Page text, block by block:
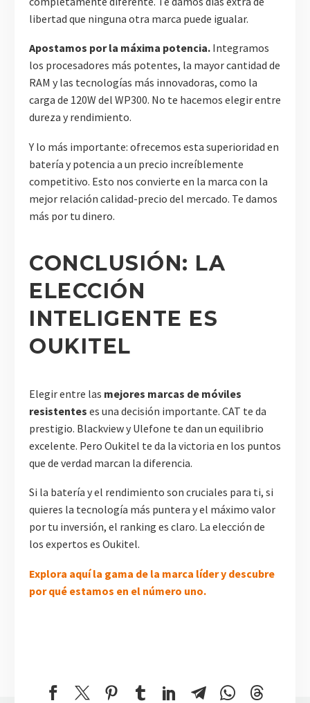
libertad que ninguna otra marca puede igualar.
Apostamos por la máxima potencia. Integramos
los procesadores más potentes, la mayor cantidad de
RAM y las tecnologías más innovadoras, como la
carga de 120W del WP300. No te hacemos elegir entre
dureza y rendimiento.
Y lo más importante: ofrecemos esta superioridad en
batería y potencia a un precio increíblemente
competitivo. Esto nos convierte en la marca con la
mejor relación calidad-precio del mercado. Te damos
más por tu dinero.
CONCLUSIÓN: LA
ELECCIÓN
INTELIGENTE ES
OUKITEL
Elegir entre las mejores marcas de móviles
resistentes es una decisión importante. CAT te da
prestigio. Blackview y Ulefone te dan un equilibrio
excelente. Pero Oukitel te da la victoria en los puntos
que de verdad marcan la diferencia.
Si la batería y el rendimiento son cruciales para ti, si
quieres la tecnología más puntera y el máximo valor
por tu inversión, el ranking es claro. La elección de
los expertos es Oukitel.
Explora aquí la gama de la marca líder y descubre
por qué estamos en el número uno.